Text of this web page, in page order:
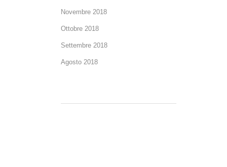
Novembre 2018
Ottobre 2018
Settembre 2018
Agosto 2018